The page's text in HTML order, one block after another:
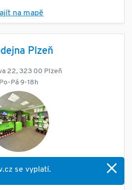
na mapě
Plzeň
22, 323 00 Plzeň
Po-Pá 9-18h
se vyplatí.